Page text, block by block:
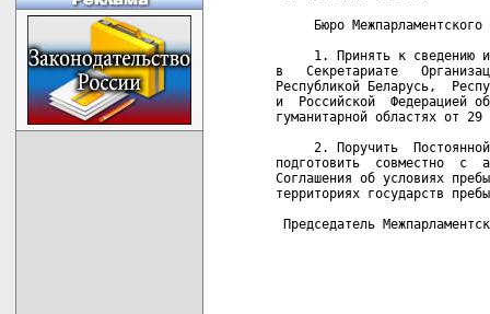
Бюро Межпарламентского
1. Принять к сведению
в   Секретариате
Республикой Беларусь,
и  Российской  Федерацией
гуманитарной областях от
2. Поручить
подготовить  совместно  с
Соглашения об условиях
территориях государств
Председатель